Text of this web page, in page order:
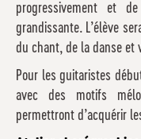
progressivement et
grandissante. L’élève
du chant, de la danse et
Pour les guitaristes
avec des motifs
permettront d’acquérir